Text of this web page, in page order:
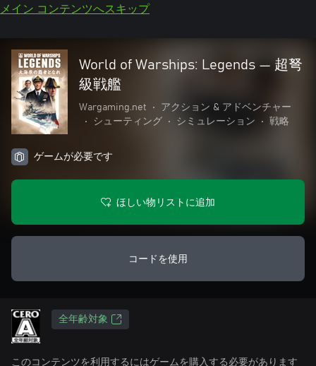
メイン コンテンツへスキップ
World of Warships: Legends — 超弩
級戦艦
Wargaming.net •
アクション & アドベンチャー
•
シューティング • シミュレーション • 戦略
ゲームが必要です
ほしい物リストに追加
コードを使用
全年齢対象
このコンテンツを利用するにはゲームを購入する必要があります